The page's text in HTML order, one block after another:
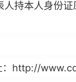
人持本人身份
http://